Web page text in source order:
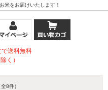
米をお届けいたします！
送料無料
く）
全8件）